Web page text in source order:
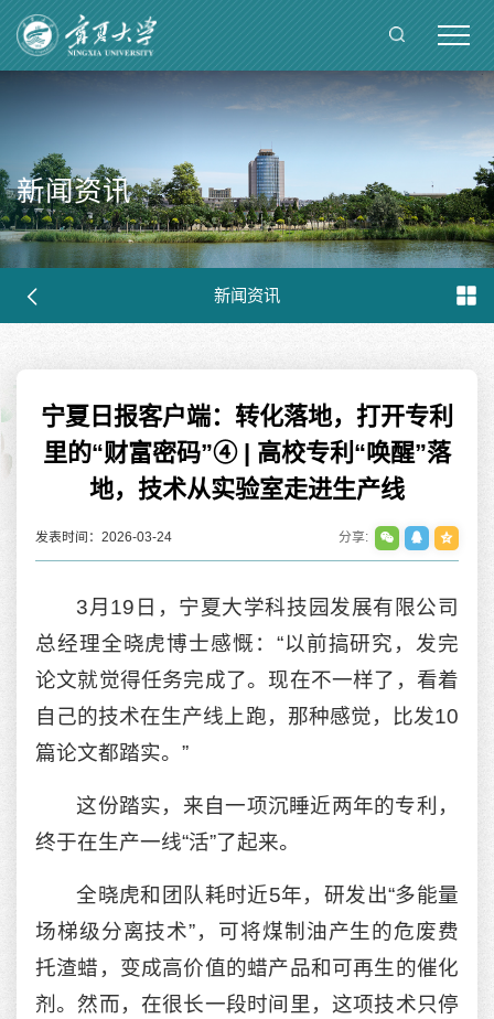
新闻资讯
新闻资讯
宁夏日报客户端：转化落地，打开专利
里的“财富密码”④ | 高校专利“唤醒”落
地，技术从实验室走进生产线
发表时间：2026-03-24 分享:
3月19日，宁夏大学科技园发展有限公司
总经理全晓虎博士感慨：“以前搞研究，发完
论文就觉得任务完成了。现在不一样了，看着
自己的技术在生产线上跑，那种感觉，比发10
篇论文都踏实。”
这份踏实，来自一项沉睡近两年的专利，
终于在生产一线“活”了起来。
全晓虎和团队耗时近5年，研发出“多能量
场梯级分离技术”，可将煤制油产生的危废费
托渣蜡，变成高价值的蜡产品和可再生的催化
剂。然而，在很长一段时间里，这项技术只停